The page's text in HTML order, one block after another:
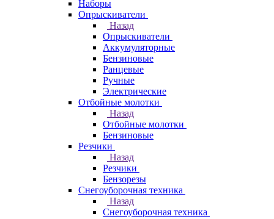
Наборы
Опрыскиватели
Назад
Опрыскиватели
Аккумуляторные
Бензиновые
Ранцевые
Ручные
Электрические
Отбойные молотки
Назад
Отбойные молотки
Бензиновые
Резчики
Назад
Резчики
Бензорезы
Снегоуборочная техника
Назад
Снегоуборочная техника